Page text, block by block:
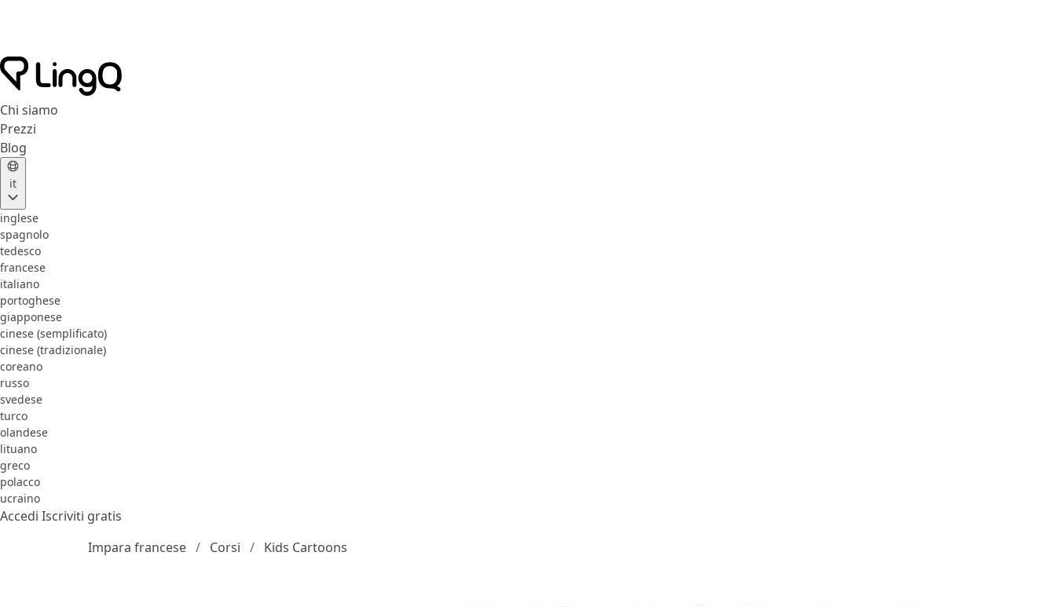
Chi siamo
Prezzi
Blog
it
inglese
spagnolo
tedesco
francese
italiano
portoghese
giapponese
cinese (semplificato)
cinese (tradizionale)
coreano
russo
svedese
turco
olandese
lituano
greco
polacco
ucraino
Accedi Iscriviti gratis
Impara francese
Corsi Kids Cartoons